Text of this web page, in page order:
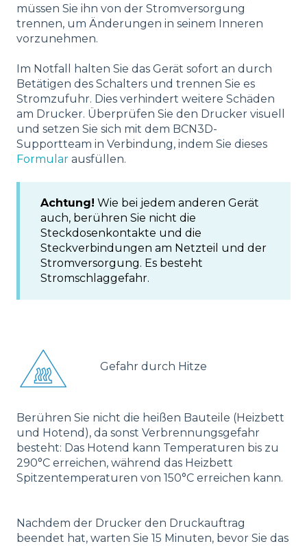
müssen Sie ihn von der Stromversorgung
trennen, um Änderungen in seinem Inneren
vorzunehmen.
Im Notfall halten Sie das Gerät sofort an durch
Betätigen des Schalters und trennen Sie es
Stromzufuhr. Dies verhindert weitere Schäden
am Drucker. Überprüfen Sie den Drucker visuell
und setzen Sie sich mit dem BCN3D-
Supportteam in Verbindung, indem Sie dieses
Formular ausfüllen.
Achtung! Wie bei jedem anderen Gerät
auch, berühren Sie nicht die
Steckdosenkontakte und die
Steckverbindungen am Netzteil und der
Stromversorgung. Es besteht
Stromschlaggefahr.
Gefahr durch Hitze
Berühren Sie nicht die heißen Bauteile (Heizbett
und Hotend), da sonst Verbrennungsgefahr
besteht: Das Hotend kann Temperaturen bis zu
290°C erreichen, während das Heizbett
Spitzentemperaturen von 150°C erreichen kann.
Nachdem der Drucker den Druckauftrag
beendet hat, warten Sie 15 Minuten, bevor Sie das